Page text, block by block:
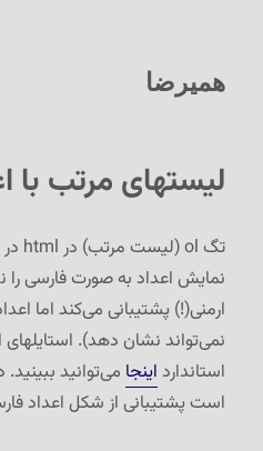
همیرضا
لیستهای مرتب با
نمایش اعداد به صورت فارسی را
ارمنی(!) پشتیبانی می‌کند اما
نمی‌تواند نشان دهد). استایلهای
استاندارد اینجا می‌توانید ببینید.
است پشتیبانی از شکل اعداد